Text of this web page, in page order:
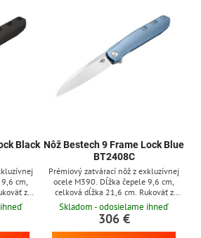
Black
cm,
z
lock, klip
Nôž Bestech 9 Frame Lock Blue
BT2408C
Prémiový zatvárací nôž z exkluzívnej
ocele M390. Dĺžka čepele 9,6 cm,
celková dĺžka 21,6 cm. Rukoväť z
modrého titánu. Poistka frame lock, klip
na zavesenie.
Skladom - odosielame ihneď
306 €